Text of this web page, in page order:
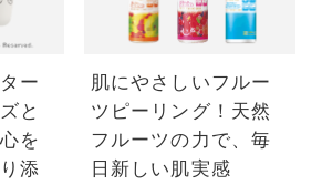
ー
と
を
添
肌にやさしいフルー
ツピーリング！天然
フルーツの力で、毎
日新しい肌実感